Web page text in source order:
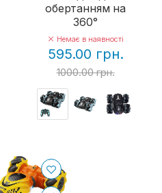
обертанням на
360°
Немає в наявності
595.00 грн.
1000.00 грн.